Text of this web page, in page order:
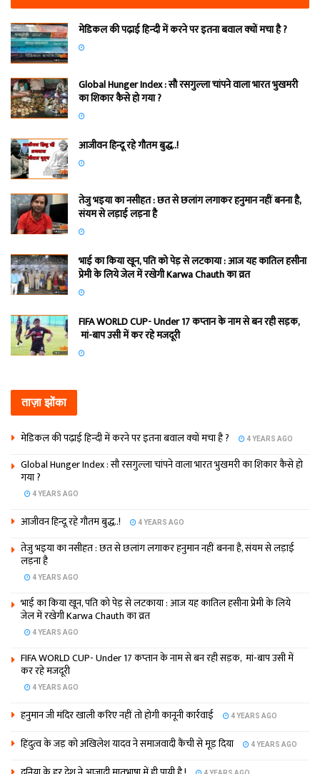
मेडिकल की पढ़ाई हिन्‍दी में करने पर इतना बवाल क्‍यों मचा है ?
Global Hunger Index : सौ रसगुल्‍ला चांपने वाला भारत भुखमरी
का शिकार कैसे हो गया ?
आजीवन हिन्दू रहे गौतम बुद्ध..!
तेजु भइया का नसीहत : छत से छलांग लगाकर हनुमान नहीं बनना है,
संयम से लड़ाई लड़ना है
भाई का किया खून, पति को पेड़ से लटकाया : आज यह कातिल हसीना
प्रेमी के लिये जेल में रखेगी Karwa Chauth का व्रत
FIFA WORLD CUP- Under 17 कप्‍तान के नाम से बन रही सड़क,
मां-बाप उसी में कर रहे मजदूरी
ताज़ा झोंका
मेडिकल की पढ़ाई हिन्‍दी में करने पर इतना बवाल क्‍यों मचा है ? 4 YEARS AGO
Global Hunger Index : सौ रसगुल्‍ला चांपने वाला भारत भुखमरी का शिकार कैसे हो
गया ?
4 YEARS AGO
आजीवन हिन्दू रहे गौतम बुद्ध..! 4 YEARS AGO
तेजु भइया का नसीहत : छत से छलांग लगाकर हनुमान नहीं बनना है, संयम से लड़ाई
लड़ना है
4 YEARS AGO
भाई का किया खून, पति को पेड़ से लटकाया : आज यह कातिल हसीना प्रेमी के लिये
जेल में रखेगी Karwa Chauth का व्रत
4 YEARS AGO
FIFA WORLD CUP- Under 17 कप्‍तान के नाम से बन रही सड़क, मां-बाप उसी में
कर रहे मजदूरी
4 YEARS AGO
हनुमान जी मंदिर खाली करिए नहीं तो होगी कानूनी कार्रवाई 4 YEARS AGO
हिंदुत्व के जड़ को अखिलेश यादव ने समाजवादी कैंची से मूड़ दिया 4 YEARS AGO